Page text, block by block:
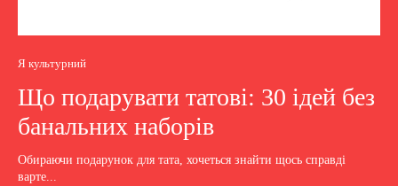
Я культурний
Що подарувати татові: 30 ідей без
банальних наборів
Обираючи подарунок для тата, хочеться знайти щось справді
варте...